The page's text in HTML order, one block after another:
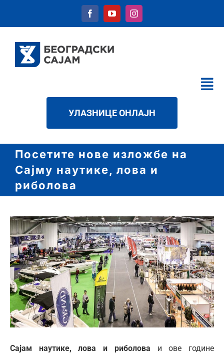
content
КАЛЕНДАР
УСЛУГЕ
НОВОСТИ
ДАТОТЕКЕ
ћир
УЛАЗНИЦЕ ОНЛАЈН
Посетите нове изложбе на
Сајму наутике, лова и
риболова
View
Larger
Image
Сајам наутике, лова и риболова и ове године